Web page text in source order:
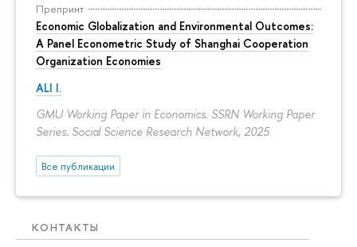
Препринт
Economic Globalization and Environmental Outcomes:
A Panel Econometric Study of Shanghai Cooperation
Organization Economies
ALI I.
GMU Working Paper in Economics. SSRN Working Paper
Series. Social Science Research Network, 2025
Все публикации
КОНТАКТЫ